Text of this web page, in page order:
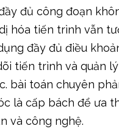
tiến trình và quản
bài toán chuyên
là cấp bách để ưa
và công nghệ.
trong điều
trong điều khoản